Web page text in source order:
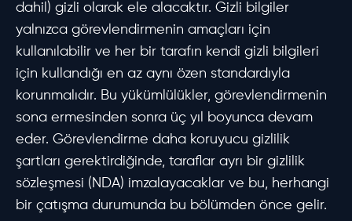
dahil) gizli olarak ele alacaktır. Gizli bilgiler
yalnızca görevlendirmenin amaçları için
kullanılabilir ve her bir tarafın kendi gizli bilgileri
için kullandığı en az aynı özen standardıyla
korunmalıdır. Bu yükümlülükler, görevlendirmenin
sona ermesinden sonra üç yıl boyunca devam
eder. Görevlendirme daha koruyucu gizlilik
şartları gerektirdiğinde, taraflar ayrı bir gizlilik
sözleşmesi (NDA) imzalayacaklar ve bu, herhangi
bir çatışma durumunda bu bölümden önce gelir.